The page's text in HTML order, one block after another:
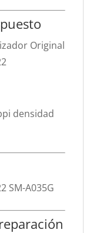
Original
densidad
SM-A035G